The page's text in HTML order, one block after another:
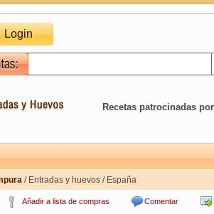
Login
Recetas patrocinadas
/ Entradas y huevos / España
Añadir a lista de compras Comentar